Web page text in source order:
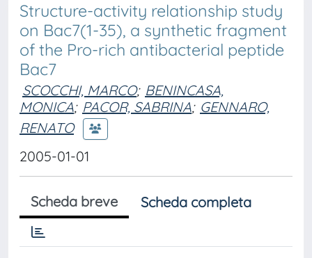
Structure-activity relationship study
on Bac7(1-35), a synthetic fragment
of the Pro-rich antibacterial peptide
Bac7
SCOCCHI, MARCO; BENINCASA,
MONICA; PACOR, SABRINA; GENNARO,
RENATO
2005-01-01
Scheda breve Scheda completa